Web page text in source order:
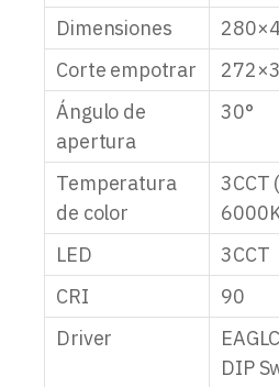
Dimensiones
Corte empotrar
Ángulo de
apertura
30°
Temperatura
de color
3CCT
LED
3CCT
CRI
90
Driver
DIP